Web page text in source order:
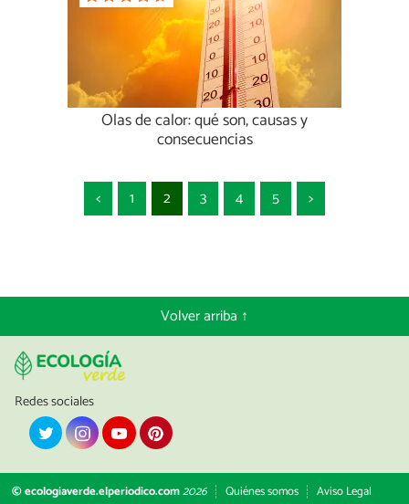
Olas de calor: qué son, causas y
consecuencias
< 1 2 3 4 5 >
Volver arriba ↑
Redes sociales
© ecologiaverde.elperiodico.com2026 Quiénes somos Aviso Legal